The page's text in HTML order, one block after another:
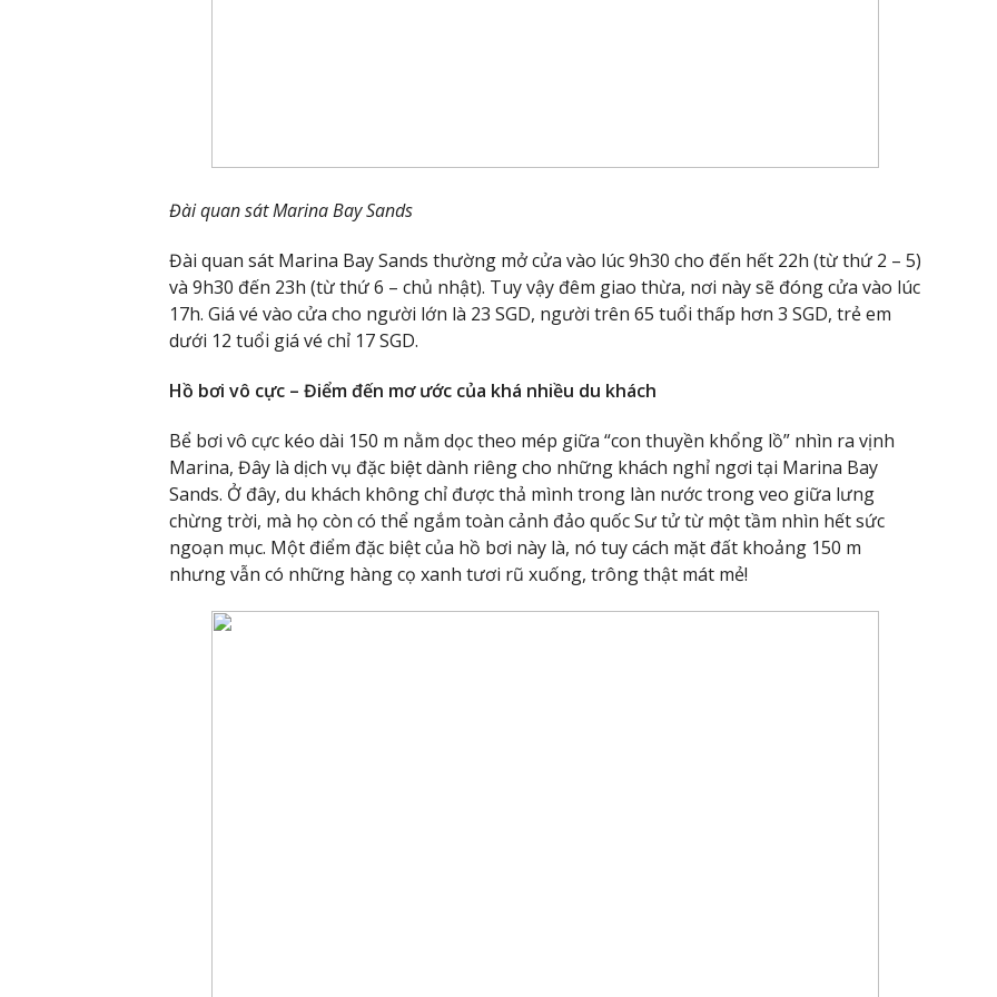
Đài quan sát Marina Bay Sands
Đài quan sát Marina Bay Sands thường mở cửa vào lúc 9h30 cho đến hết 22h (từ thứ 2 – 5)
và 9h30 đến 23h (từ thứ 6 – chủ nhật). Tuy vậy đêm giao thừa, nơi này sẽ đóng cửa vào lúc
17h. Giá vé vào cửa cho người lớn là 23 SGD, người trên 65 tuổi thấp hơn 3 SGD, trẻ em
dưới 12 tuổi giá vé chỉ 17 SGD.
Hồ bơi vô cực – Điểm đến mơ ước của khá nhiều du khách
Bể bơi vô cực kéo dài 150 m nằm dọc theo mép giữa “con thuyền khổng lồ” nhìn ra vịnh
Marina, Đây là dịch vụ đặc biệt dành riêng cho những khách nghỉ ngơi tại Marina Bay
Sands. Ở đây, du khách không chỉ được thả mình trong làn nước trong veo giữa lưng
chừng trời, mà họ còn có thể ngắm toàn cảnh đảo quốc Sư tử từ một tầm nhìn hết sức
ngoạn mục. Một điểm đặc biệt của hồ bơi này là, nó tuy cách mặt đất khoảng 150 m
nhưng vẫn có những hàng cọ xanh tươi rũ xuống, trông thật mát mẻ!